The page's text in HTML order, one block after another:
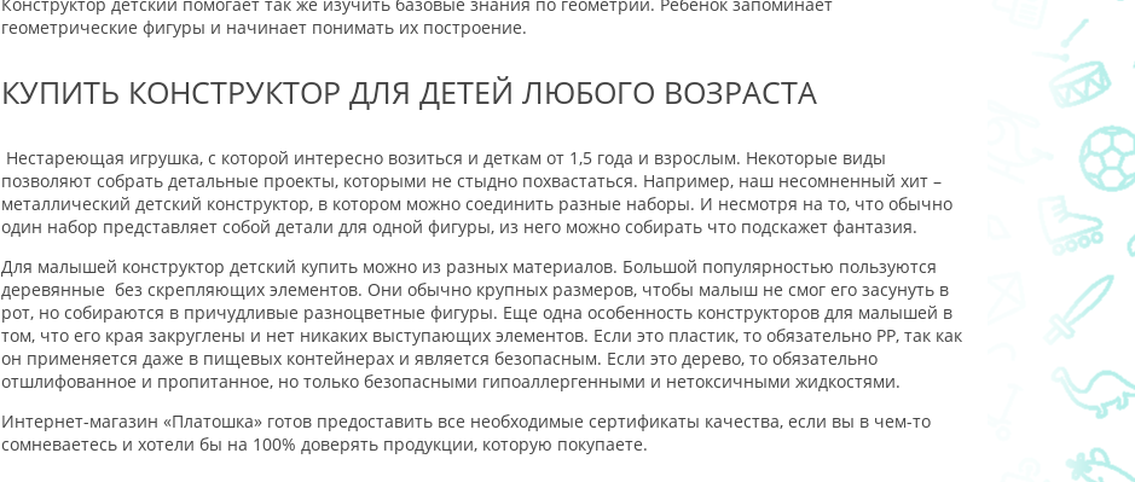
геометрические фигуры и начинает понимать их построение.
КУПИТЬ КОНСТРУКТОР ДЛЯ ДЕТЕЙ ЛЮБОГО ВОЗРАСТА
Нестареющая игрушка, с которой интересно возиться и деткам от 1,5 года и взрослым. Некоторые виды
позволяют собрать детальные проекты, которыми не стыдно похвастаться. Например, наш несомненный хит –
металлический детский конструктор, в котором можно соединить разные наборы. И несмотря на то, что обычно
один набор представляет собой детали для одной фигуры, из него можно собирать что подскажет фантазия.
Для малышей конструктор детский купить можно из разных материалов. Большой популярностью пользуются
деревянные без скрепляющих элементов. Они обычно крупных размеров, чтобы малыш не смог его засунуть в
рот, но собираются в причудливые разноцветные фигуры. Еще одна особенность конструкторов для малышей в
том, что его края закруглены и нет никаких выступающих элементов. Если это пластик, то обязательно PP, так как
он применяется даже в пищевых контейнерах и является безопасным. Если это дерево, то обязательно
отшлифованное и пропитанное, но только безопасными гипоаллергенными и нетоксичными жидкостями.
Интернет-магазин «Платошка» готов предоставить все необходимые сертификаты качества, если вы в чем-то
сомневаетесь и хотели бы на 100% доверять продукции, которую покупаете.